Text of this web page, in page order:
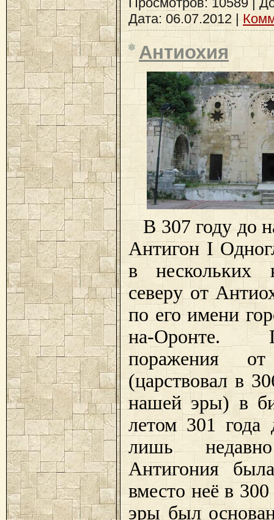
Дата: 06.07.2012
Антиохия
В 307 году до
Антигон I
в нескольких
северу от
по его имени
на-Оронте.
поражения
(царствовал в
нашей эры) в
летом 301
лишь
Антигония
вместо неё в
эры был